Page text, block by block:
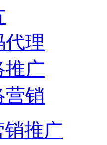
代理
推广
营销
推广